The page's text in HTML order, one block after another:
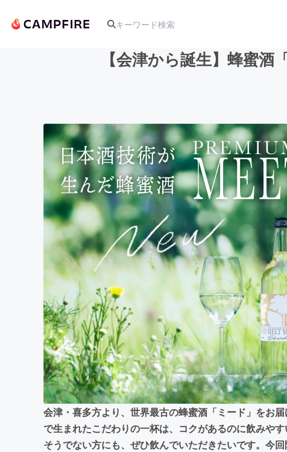
アート・写真
テクノロジー・ガジェット
映像・映画
ビジネス・起業
まちづくり・地域活性化
【会津から誕生】蜂蜜
会津・喜多方より、世界最古の蜂蜜酒「ミード」をお
で生まれたこだわりの一杯は、コクがあるのに飲みや
そうでない方にも、ぜひ飲んでいただきたいです。今